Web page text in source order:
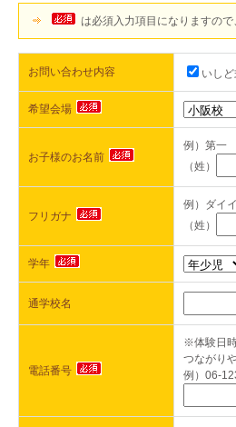
は必須入力項目になりますので
お問い合わせ内容 いし
希望会場
お子様のお名前
例）第一
（姓）
フリガナ
例）ダイ
（姓）
学年
通学校名
電話番号
※体験日
つながり
例）06-